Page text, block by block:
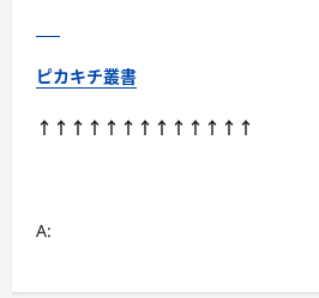
ピカキチ叢書
↑↑↑↑↑↑↑↑↑↑↑↑↑
A: